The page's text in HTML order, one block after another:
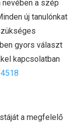
a szép
új tanulónkat
gyors választ
kapcsolatban
a megfelelő